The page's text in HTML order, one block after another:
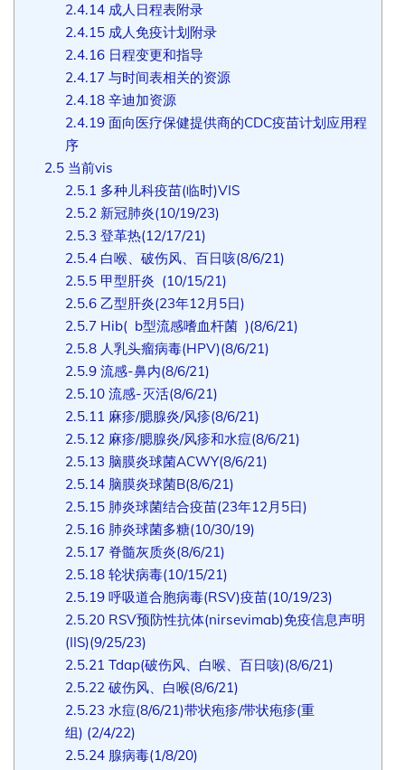
2.4.14成人日程表附录
2.4.15成人免疫计划附录
2.4.16日程变更和指导
2.4.17与时间表相关的资源
2.4.18辛迪加资源
2.4.19面向医疗保健提供商的CDC疫苗计划应用程
序
2.5当前vis
2.5.1 多种儿科疫苗(临时)VIS
2.5.2新冠肺炎(10/19/23)
2.5.3 登革热(12/17/21)
2.5.4白喉、破伤风、百日咳(8/6/21)
2.5.5甲型肝炎 (10/15/21)
2.5.6乙型肝炎(23年12月5日)
2.5.7Hib( b型流感嗜血杆菌 )(8/6/21)
2.5.8人乳头瘤病毒(HPV)(8/6/21)
2.5.9流感-鼻内(8/6/21)
2.5.10流感-灭活(8/6/21)
2.5.11 麻疹/腮腺炎/风疹(8/6/21)
2.5.12麻疹/腮腺炎/风疹和水痘(8/6/21)
2.5.13 脑膜炎球菌ACWY(8/6/21)
2.5.14脑膜炎球菌B(8/6/21)
2.5.15肺炎球菌结合疫苗(23年12月5日)
2.5.16肺炎球菌多糖(10/30/19)
2.5.17脊髓灰质炎(8/6/21)
2.5.18轮状病毒(10/15/21)
2.5.19呼吸道合胞病毒(RSV)疫苗(10/19/23)
2.5.20RSV预防性抗体(nirsevimab)免疫信息声明
(IIS)(9/25/23)
2.5.21 Tdap(破伤风、白喉、百日咳)(8/6/21)
2.5.22破伤风、白喉(8/6/21)
2.5.23 水痘(8/6/21)带状疱疹/带状疱疹(重
组) (2/4/22)
2.5.24腺病毒(1/8/20)